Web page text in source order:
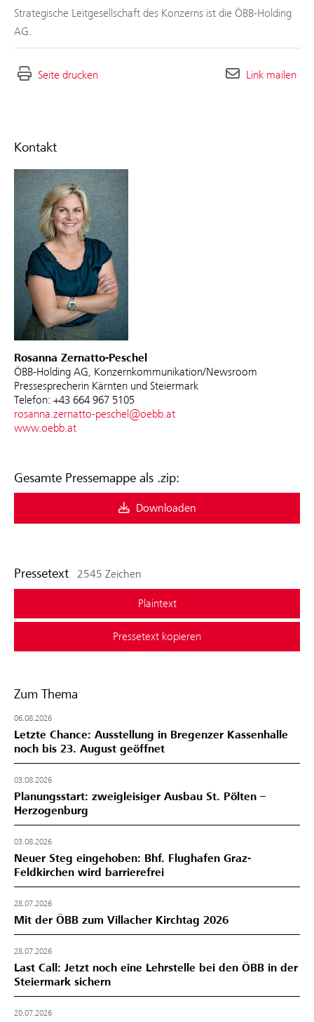
Kontakt
Rosanna Zernatto-Peschel
ÖBB-Holding AG, Konzernkommunikation/Newsroom
Pressesprecherin Kärnten und Steiermark
Telefon: +43 664 967 5105
rosanna.zernatto-peschel@oebb.at
www.oebb.at
Gesamte Pressemappe als .zip:
Downloaden
Pressetext 2545 Zeichen
Plaintext
Pressetext kopieren
Zum Thema
06.08.2026
Letzte Chance: Ausstellung in Bregenzer Kassenhalle
noch bis 23. August geöffnet
03.08.2026
Planungsstart: zweigleisiger Ausbau St. Pölten –
Herzogenburg
03.08.2026
Neuer Steg eingehoben: Bhf. Flughafen Graz-
Feldkirchen wird barrierefrei
28.07.2026
Mit der ÖBB zum Villacher Kirchtag 2026
28.07.2026
Last Call: Jetzt noch eine Lehrstelle bei den ÖBB in der
Steiermark sichern
20.07.2026
Strategische Leitgesellschaft des Konzerns ist die ÖBB-Holding
AG.
Seite drucken Link mailen